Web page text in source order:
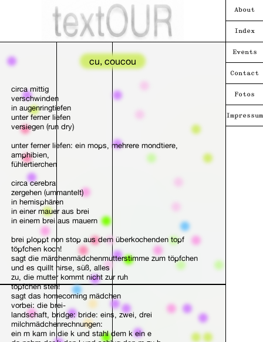
cu, coucou
circa mittig
verschwinden
in augenringtiefen
unter ferner liefen
versiegen (run dry)
unter ferner liefen: ein mops, mehrere mondtiere,
amphibien,
fühlertierchen
circa cerebral
zergehen (ummantelt)
in hemisphären
in einer mauer aus brei
in einem brei aus mauern
brei ploppt non stop aus dem überkochenden topf
töpfchen koch!
sagt die märchenmädchenmutterstimme zum töpfchen
und es quillt hirse, süß, alles
zu, die mutter kommt nicht zur ruh
töpfchen steh!
sagt das homecoming mädchen
vorbei: die brei-
landschaft, bridge: bride: eins, zwei, drei
milchmädchenrechnungen:
ein m kam in die k und stahl dem k ein e
About
Index
Events
Contact
Fotos
Impressum